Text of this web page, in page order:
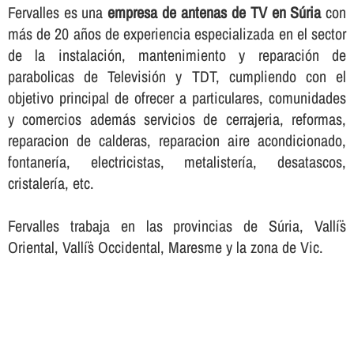
Fervalles es unaempresa de antenas de TV en Súriacon
más de 20 años de experiencia especializada en el sector
de la instalación, mantenimiento y reparación de
parabolicas de Televisión y TDT, cumpliendo con el
objetivo principal de ofrecer a particulares, comunidades
y comercios además servicios de cerrajeria, reformas,
reparacion de calderas, reparacion aire acondicionado,
fontanerí­a, electricistas, metalisterí­a, desatascos,
cristalerí­a, etc.
Fervalles trabaja en las provincias de Súria, Vallí¨s
Oriental, Vallí¨s Occidental, Maresme y la zona de Vic.